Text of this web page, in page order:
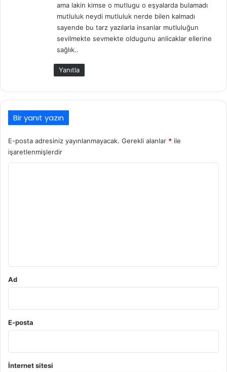
k
i
:
ama lakin kimse o mutlugu o eşyalarda bulamadı
mutluluk neydi mutluluk nerde bilen kalmadı
sayende bu tarz yazılarla insanlar mutluluğun
sevilmekte sevmekte oldugunu anlicaklar ellerine
sağlık..
Yanıtla
Bir yanıt yazın
E-posta adresiniz yayınlanmayacak. Gerekli alanlar * ile
işaretlenmişlerdir
Ad
E-posta
İnternet sitesi